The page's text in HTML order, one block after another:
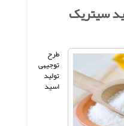
سیتریک
طرح
توجیهی
تولید
اسید